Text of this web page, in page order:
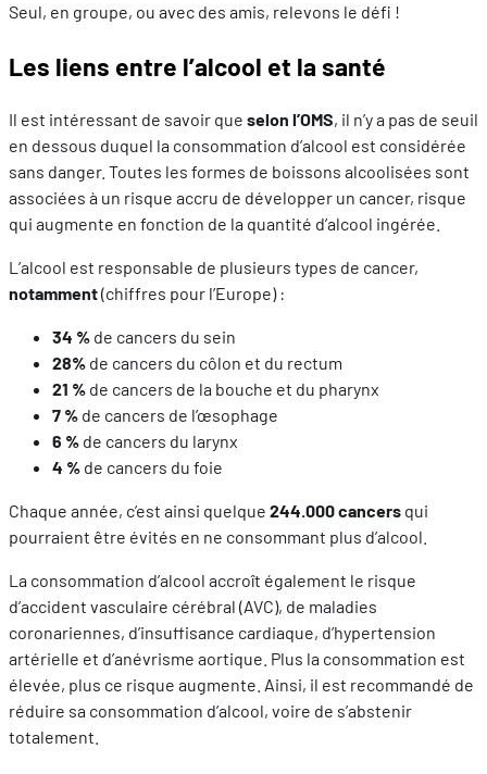
Seul, en groupe, ou avec des amis, relevons le défi !
Les liens entre l’alcool et la santé
Il est intéressant de savoir que selon l’OMS, il n’y a pas de seuil
en dessous duquel la consommation d’alcool est considérée
sans danger. Toutes les formes de boissons alcoolisées sont
associées à un risque accru de développer un cancer, risque
qui augmente en fonction de la quantité d’alcool ingérée.
L’alcool est responsable de plusieurs types de cancer,
notamment(chiffres pour l’Europe) :
34 % de cancers du sein
28% de cancers du côlon et du rectum
21 % de cancers de la bouche et du pharynx
7 % de cancers de l’œsophage
6 % de cancers du larynx
4 % de cancers du foie
Chaque année, c’est ainsi quelque 244.000cancers qui
pourraient être évités en ne consommant plus d’alcool.
La consommation d’alcool accroît également le risque
d’accident vasculaire cérébral (AVC), de maladies
coronariennes, d’insuffisance cardiaque, d’hypertension
artérielle et d’anévrisme aortique. Plus la consommation est
élevée, plus ce risque augmente. Ainsi, il est recommandé de
réduire sa consommation d’alcool, voire de s’abstenir
totalement.